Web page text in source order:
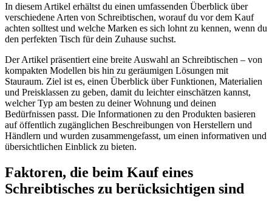
In diesem Artikel erhältst du einen umfassenden Überblick über
verschiedene Arten von Schreibtischen, worauf du vor dem Kauf
achten solltest und welche Marken es sich lohnt zu kennen, wenn du
den perfekten Tisch für dein Zuhause suchst.
Der Artikel präsentiert eine breite Auswahl an Schreibtischen – von
kompakten Modellen bis hin zu geräumigen Lösungen mit
Stauraum. Ziel ist es, einen Überblick über Funktionen, Materialien
und Preisklassen zu geben, damit du leichter einschätzen kannst,
welcher Typ am besten zu deiner Wohnung und deinen
Bedürfnissen passt. Die Informationen zu den Produkten basieren
auf öffentlich zugänglichen Beschreibungen von Herstellern und
Händlern und wurden zusammengefasst, um einen informativen und
übersichtlichen Einblick zu bieten.
Faktoren, die beim Kauf eines
Schreibtisches zu berücksichtigen sind